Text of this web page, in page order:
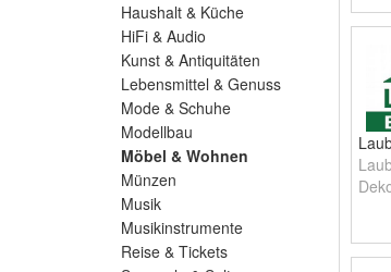
Haushalt & Küche
HiFi & Audio
Kunst & Antiquitäten
Lebensmittel & Genuss
Mode & Schuhe
Modellbau
Möbel & Wohnen
Münzen
Musik
Musikinstrumente
Reise & Tickets